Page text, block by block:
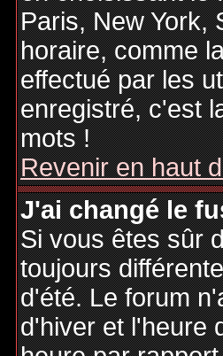
Paris, New York,
horaire, comme
effectué par les
enregistré, c'est
mots !
Revenir en haut
J'ai changé le
Si vous êtes sûr
toujours
d'été. Le forum
d'hiver et l'heure